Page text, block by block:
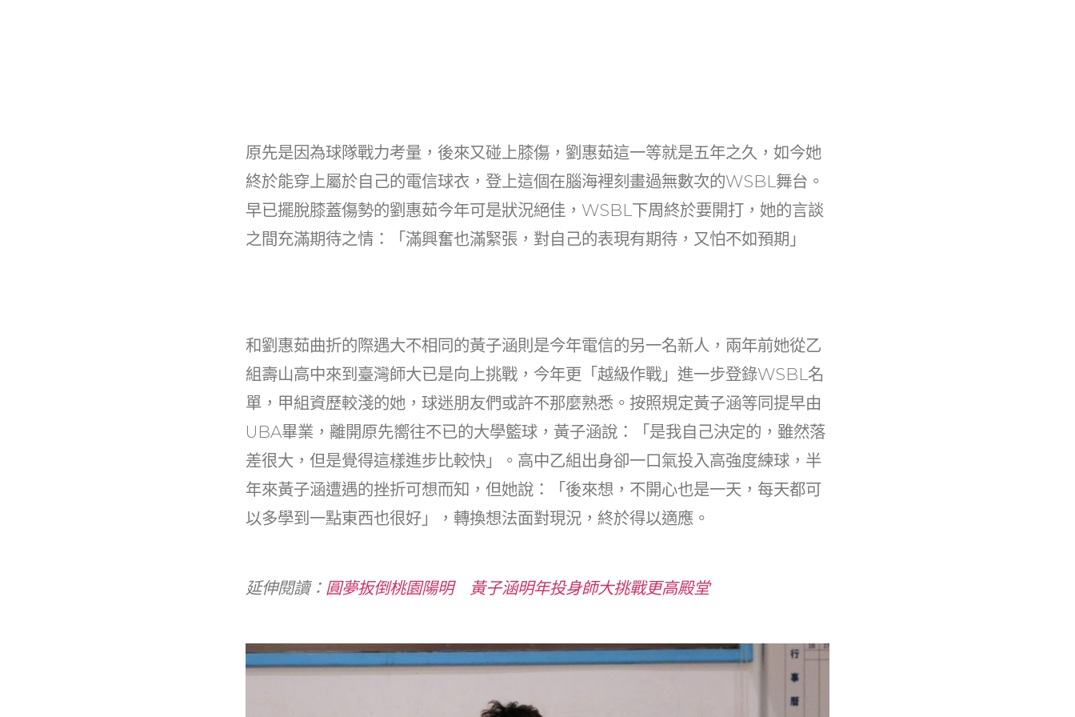
原先是因為球隊戰力考量，後來又碰上膝傷，劉惠茹這一等就是五年之久，如今她
終於能穿上屬於自己的電信球衣，登上這個在腦海裡刻畫過無數次的WSBL舞台。
早已擺脫膝蓋傷勢的劉惠茹今年可是狀況絕佳，WSBL下周終於要開打，她的言談
之間充滿期待之情：「滿興奮也滿緊張，對自己的表現有期待，又怕不如預期」
和劉惠茹曲折的際遇大不相同的黃子涵則是今年電信的另一名新人，兩年前她從乙
組壽山高中來到臺灣師大已是向上挑戰，今年更「越級作戰」進一步登錄WSBL名
單，甲組資歷較淺的她，球迷朋友們或許不那麼熟悉。按照規定黃子涵等同提早由
UBA畢業，離開原先嚮往不已的大學籃球，黃子涵說：「是我自己決定的，雖然落
差很大，但是覺得這樣進步比較快」。高中乙組出身卻一口氣投入高強度練球，半
年來黃子涵遭遇的挫折可想而知，但她說：「後來想，不開心也是一天，每天都可
以多學到一點東西也很好」，轉換想法面對現況，終於得以適應。
延伸閱讀： 圓夢扳倒桃園陽明 黃子涵明年投身師大挑戰更高殿堂